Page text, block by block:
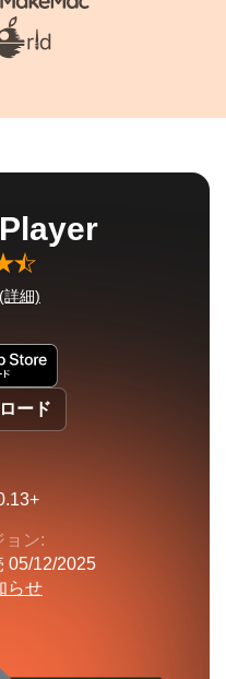
(詳細)
ード
ョン:
05/12/2025
らせ